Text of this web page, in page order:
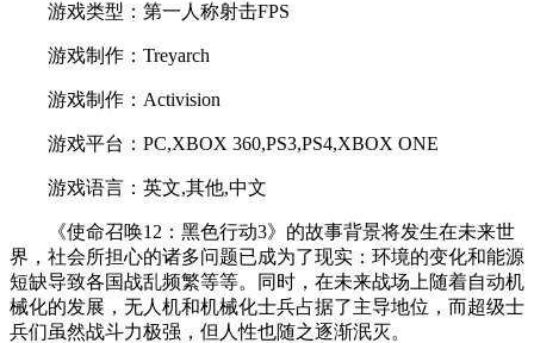
游戏类型：第一人称射击FPS
游戏制作：Treyarch
游戏制作：Activision
游戏平台：PC,XBOX 360,PS3,PS4,XBOX ONE
游戏语言：英文,其他,中文
《使命召唤12：黑色行动3》的故事背景将发生在未来世
界，社会所担心的诸多问题已成为了现实：环境的变化和能源
短缺导致各国战乱频繁等等。同时，在未来战场上随着自动机
械化的发展，无人机和机械化士兵占据了主导地位，而超级士
兵们虽然战斗力极强，但人性也随之逐渐泯灭。